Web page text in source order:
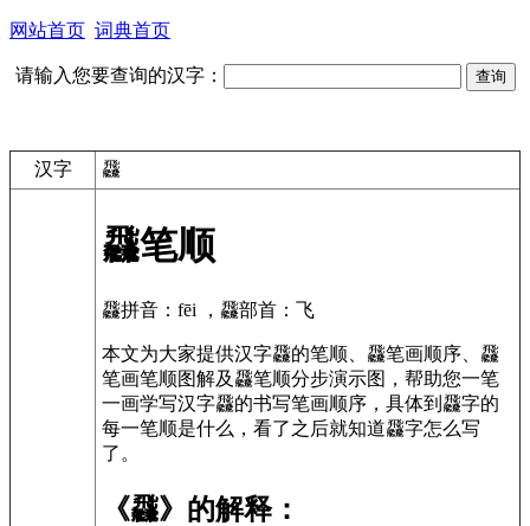
网站首页 词典首页
请输入您要查询的汉字：
汉字 飝
飝笔顺
飝拼音：fēi ，飝部首：飞
本文为大家提供汉字飝的笔顺、飝笔画顺序、飝
笔画笔顺图解及飝笔顺分步演示图，帮助您一笔
一画学写汉字飝的书写笔画顺序，具体到飝字的
每一笔顺是什么，看了之后就知道飝字怎么写
了。
《飝》的解释：